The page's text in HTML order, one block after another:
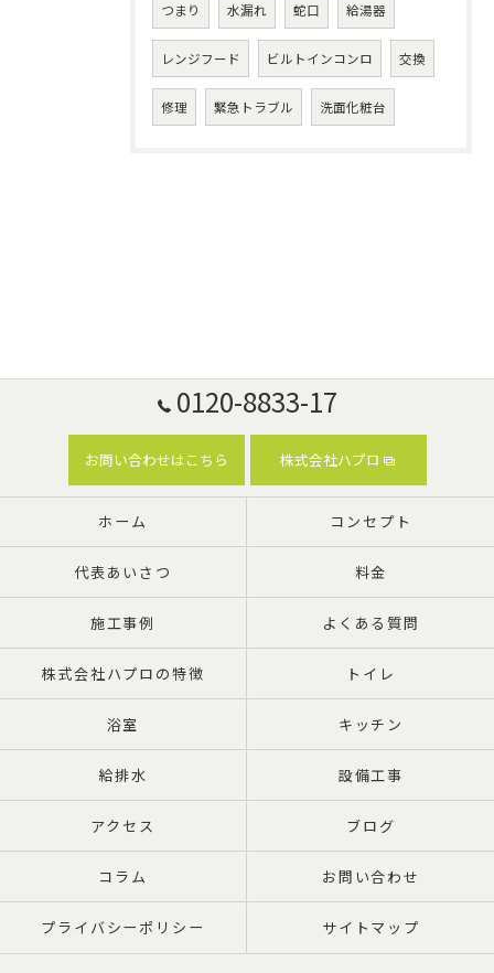
つまり 水漏れ 蛇口 給湯器
レンジフード ビルトインコンロ 交換
修理 緊急トラブル 洗面化粧台
0120-8833-17
お問い合わせはこちら 株式会社ハプロ
ホーム コンセプト
代表あいさつ 料金
施工事例 よくある質問
株式会社ハプロの特徴 トイレ
浴室 キッチン
給排水 設備工事
アクセス ブログ
コラム お問い合わせ
プライバシーポリシー サイトマップ